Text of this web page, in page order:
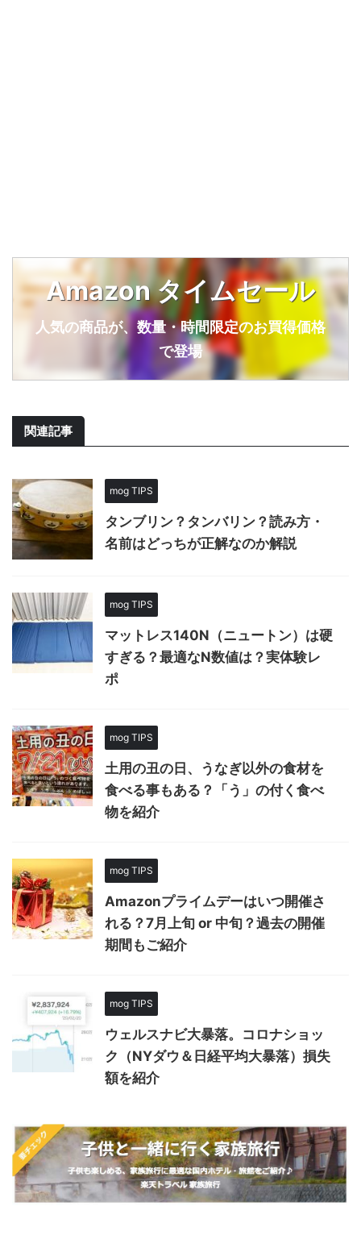
Amazon タイムセール
人気の商品が、数量・時間限定のお買得価格
で登場
関連記事
mog TIPS
タンブリン？タンバリン？読み方・
名前はどっちが正解なのか解説
mog TIPS
マットレス140N（ニュートン）は硬
すぎる？最適なN数値は？実体験レ
ポ
mog TIPS
土用の丑の日、うなぎ以外の食材を
食べる事もある？「う」の付く食べ
物を紹介
mog TIPS
Amazonプライムデーはいつ開催さ
れる？7月上旬 or 中旬？過去の開催
期間もご紹介
mog TIPS
ウェルスナビ大暴落。コロナショッ
ク（NYダウ＆日経平均大暴落）損失
額を紹介